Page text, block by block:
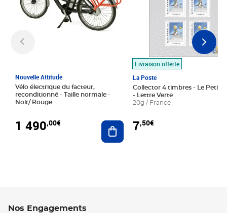
Nouvelle Attitude
Vélo électrique du facteur,
reconditionné - Taille normale -
Noir/ Rouge
1 490,00€ Ajouter au panier
Livraison offerte
La Poste
Collector 4 timbres - Le Petit
- Lettre Verte
20g / France
7,50€
Nos Engagements